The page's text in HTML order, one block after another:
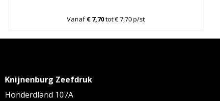
Vanaf€ 7,70tot € 7,70 p/st
Knijnenburg Zeefdruk
Honderdland 107A